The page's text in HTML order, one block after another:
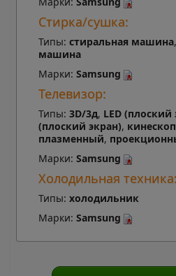
Стирка/сушка:
Типы: стиральная машина,
машина
Марки: Samsung
Телевизор:
Типы: 3D/3д, LED (плоский
(плоский экран),
плазменный,
Марки: Samsung
Холодильная техника:
Типы: холодильник
Марки: Samsung